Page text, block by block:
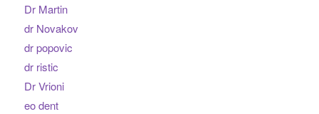
Dr Martin
dr Novakov
dr popovic
dr ristic
Dr Vrioni
eo dent